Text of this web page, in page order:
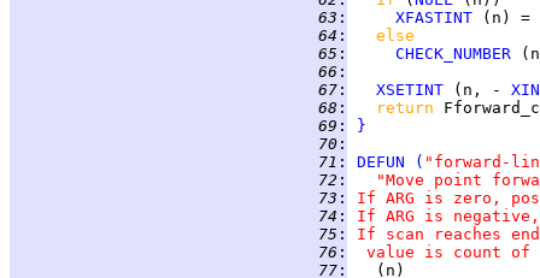
  63
: XFASTINT (n) =
  64
:
else
  65
: CHECK_NUMBER
  66
:
  67
: XSETINT (n, -
  68
:
return
  69
:
}
  70
:
  71
: DEFUN ( "forward-
  72
:
"Move point
  73
:
If ARG is zero,
  74
:
If ARG is
  75
:
If scan reaches
  76
:
value is count
  77
: